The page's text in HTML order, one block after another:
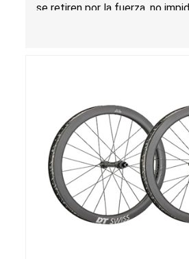
se retiren por la fuerza, no